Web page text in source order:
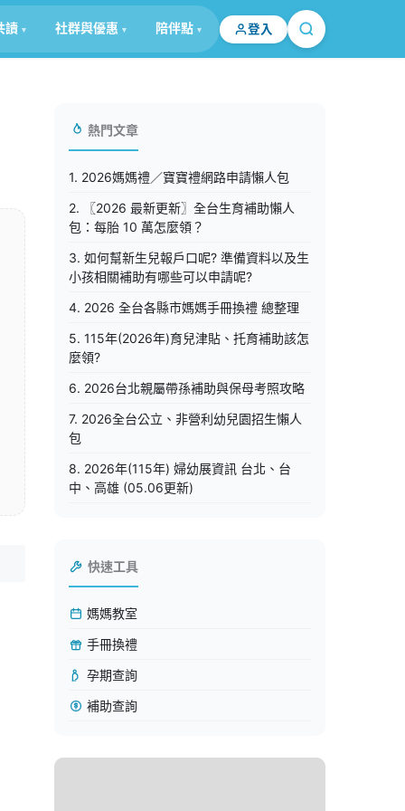
讀 社群與優惠 陪伴點 登入
熱門文章
1. 2026媽媽禮／寶寶禮網路申請懶人包
2. 〖2026 最新更新〗全台生育補助懶人
包：每胎 10 萬怎麼領？
3. 如何幫新生兒報戶口呢? 準備資料以及生
小孩相關補助有哪些可以申請呢?
4. 2026 全台各縣市媽媽手冊換禮 總整理
5. 115年(2026年)育兒津貼、托育補助該怎
麼領?
6. 2026台北親屬帶孫補助與保母考照攻略
7. 2026全台公立、非營利幼兒園招生懶人
包
8. 2026年(115年) 婦幼展資訊 台北、台
中、高雄 (05.06更新)
快速工具
媽媽教室
手冊換禮
孕期查詢
補助查詢